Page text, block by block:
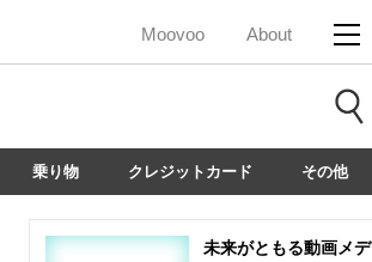
Moovoo About
乗り物 クレジットカード その他
未来がともる動画メデ